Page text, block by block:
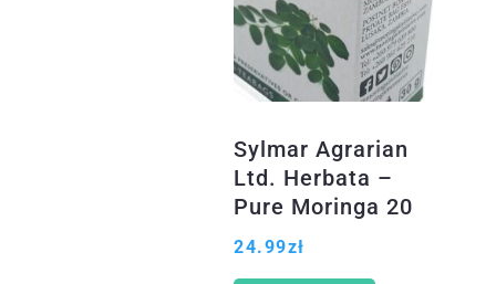
Sylmar Agrarian
Ltd. Herbata –
Pure Moringa 20
sasz
24.99zł